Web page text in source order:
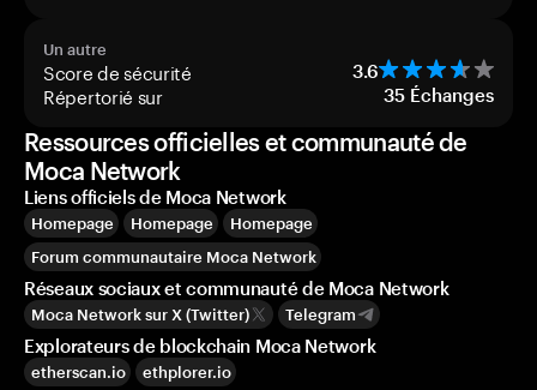
Un autre
Score de sécurité 3.6
Répertorié sur 35 Échanges
Ressources officielles et communauté de
Moca Network
Liens officiels de Moca Network
Homepage Homepage
Homepage
Forum communautaire Moca Network
Réseaux sociaux et communauté de Moca Network
Moca Network sur X (Twitter) Telegram
Explorateurs de blockchain Moca Network
etherscan.io ethplorer.io